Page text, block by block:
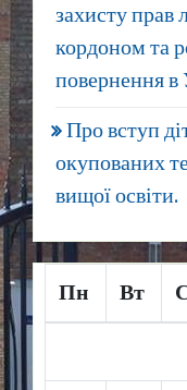
захисту прав
кордоном та
повернення в
Про вступ
окупованих
вищої освіти.
Пн Вт